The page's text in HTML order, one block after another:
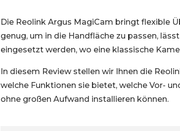
Die Reolink Argus MagiCam bringt flexible
genug, um in die Handfläche zu passen,
eingesetzt werden, wo eine klassische
In diesem Review stellen wir Ihnen die
welche Funktionen sie bietet, welche Vor-
ohne großen Aufwand installieren können.